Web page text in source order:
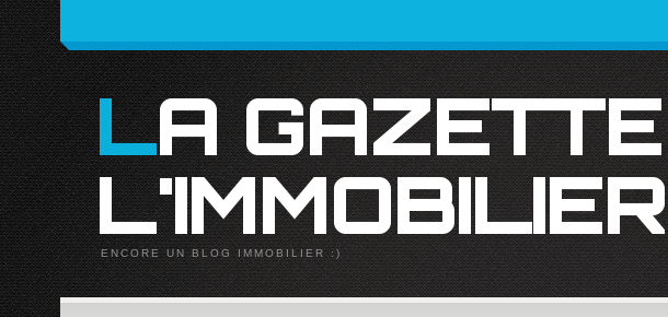
LA GAZETTE DE
L'IMMOBILIER
ENCORE UN BLOG IMMOBILIER :)